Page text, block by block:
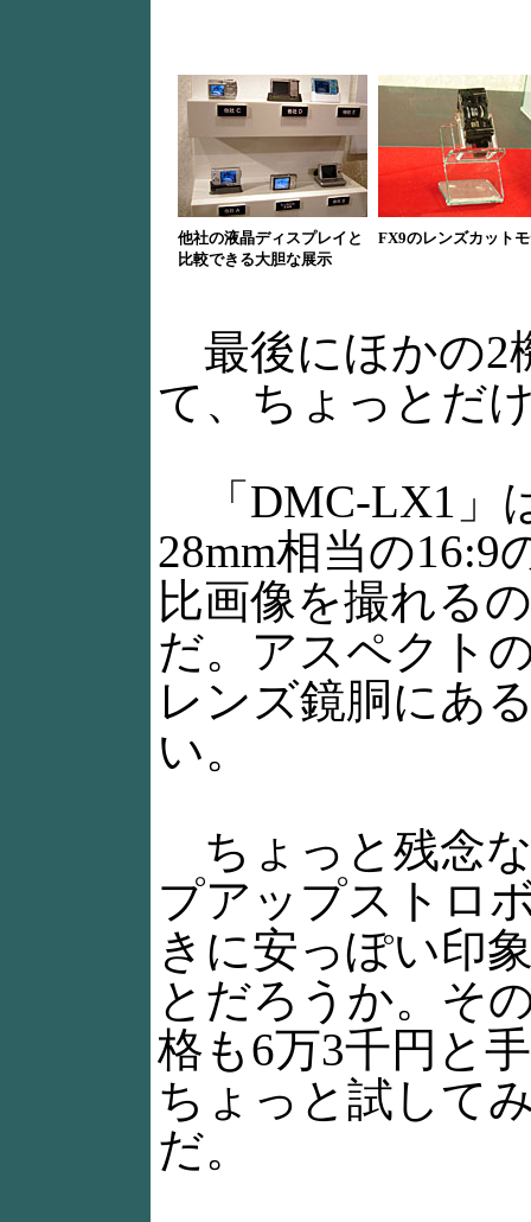
他社の液晶ディスプレイと
比較できる大胆な展示
FX9のレンズカット
最後にほかの2
て、ちょっとだ
「DMC-LX1」
28mm相当の16:9
比画像を撮れる
だ。アスペクト
レンズ鏡胴にあ
い。
ちょっと残念
プアップストロ
きに安っぽい印
とだろうか。そ
格も6万3千円と
ちょっと試して
だ。